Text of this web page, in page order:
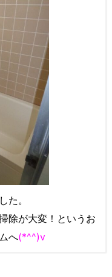
た。
除が大変！というお
へ(*^^)v